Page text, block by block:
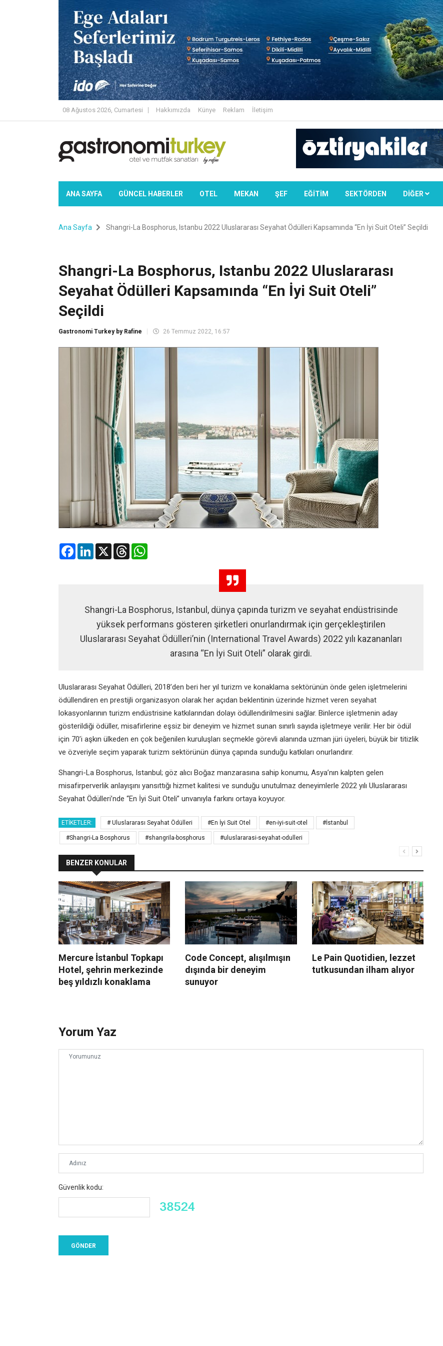
08 Ağustos 2026, Cumartesi Hakkımızda Künye Reklam İletişim
ANA SAYFA GÜNCEL HABERLER OTEL MEKAN ŞEF EĞİTİM SEKTÖRDEN DIĞER
Ana Sayfa Shangri-La Bosphorus, Istanbu 2022 Uluslararası Seyahat Ödülleri Kapsamında “En İyi Suit Oteli” Seçildi
Shangri-La Bosphorus, Istanbu 2022 Uluslararası
Seyahat Ödülleri Kapsamında “En İyi Suit Oteli”
Seçildi
Gastronomi Turkey by Rafine 26 Temmuz 2022, 16:57
FacebookLinkedIn
X Threads
Shangri-La Bosphorus, Istanbul, dünya çapında turizm ve seyahat endüstrisinde
yüksek performans gösteren şirketleri onurlandırmak için gerçekleştirilen
Uluslararası Seyahat Ödülleri’nin (International Travel Awards) 2022 yılı kazananları
arasına “En İyi Suit Oteli” olarak girdi.
Uluslararası Seyahat Ödülleri, 2018’den beri her yıl turizm ve konaklama sektörünün önde gelen işletmelerini
ödüllendiren en prestijli organizasyon olarak her açıdan beklentinin üzerinde hizmet veren seyahat
lokasyonlarının turizm endüstrisine katkılarından dolayı ödüllendirilmesini sağlar. Binlerce işletmenin aday
gösterildiği ödüller, misafirlerine eşsiz bir deneyim ve hizmet sunan sınırlı sayıda işletmeye verilir. Her bir ödül
için 70’i aşkın ülkeden en çok beğenilen kuruluşları seçmekle görevli alanında uzman jüri üyeleri, büyük bir titizlik
ve özveriyle seçim yaparak turizm sektörünün dünya çapında sunduğu katkıları onurlandırır.
Shangri-La Bosphorus, Istanbul; göz alıcı Boğaz manzarasına sahip konumu, Asya’nın kalpten gelen
misafirperverlik anlayışını yansıttığı hizmet kalitesi ve sunduğu unutulmaz deneyimlerle 2022 yılı Uluslararası
Seyahat Ödülleri’nde “En İyi Suit Oteli” unvanıyla farkını ortaya koyuyor.
ETIKETLER: # Uluslararası Seyahat Ödülleri #En İyi Suit Otel #en-iyi-suit-otel #İstanbul
#Shangri-La Bosphorus #shangrila-bosphorus #uluslararasi-seyahat-odulleri
BENZER KONULAR
Mercure İstanbul Topkapı
Hotel, şehrin merkezinde
beş yıldızlı konaklama
Code Concept, alışılmışın
dışında bir deneyim
sunuyor
Le Pain Quotidien, lezzet
tutkusundan ilham alıyor
Yorum Yaz
Güvenlik kodu: